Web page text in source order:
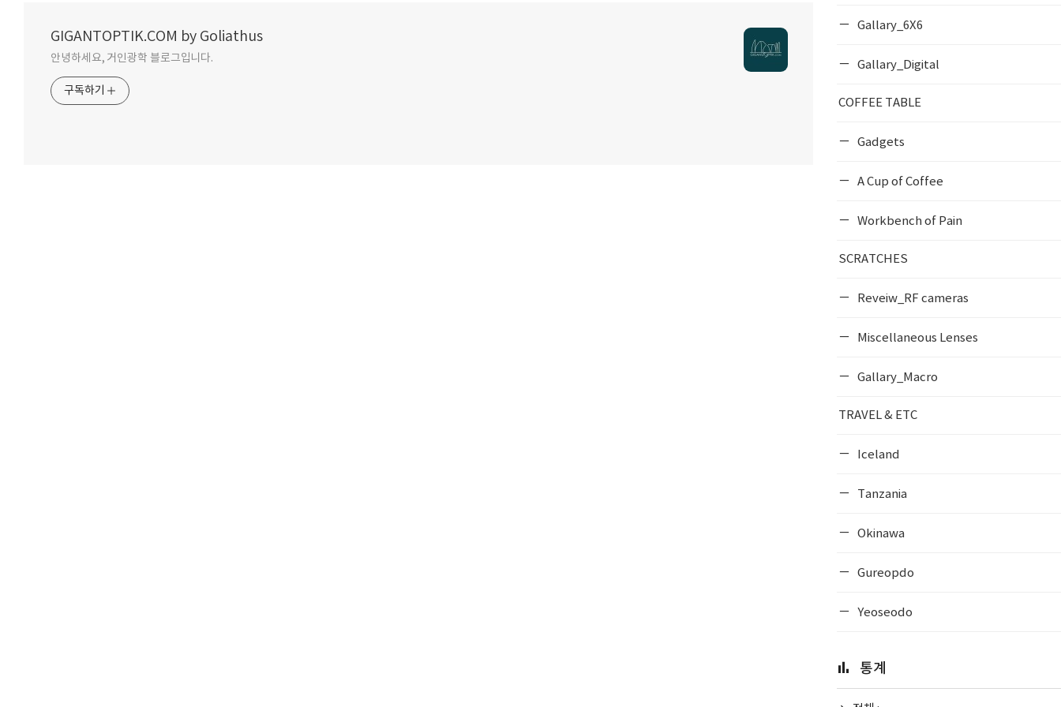
GIGANTOPTIK.COM by Goliathus
안녕하세요, 거인광학 블로그입니다.
구독하기
Gallary_6X6
Gallary_Digital
COFFEE TABLE
Gadgets
A Cup of Coffee
Workbench of Pain
SCRATCHES
Reveiw_RF cameras
Miscellaneous Lenses
Gallary_Macro
TRAVEL & ETC
Iceland
Tanzania
Okinawa
Gureopdo
Yeoseodo
통계